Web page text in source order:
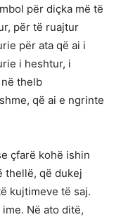
për diçka më të
për të ruajtur
për ata që ai i
i heshtur, i
thelb
që ai e ngrinte
çfarë kohë ishin
thellë, që dukej
kujtimeve të saj.
Në ato ditë,